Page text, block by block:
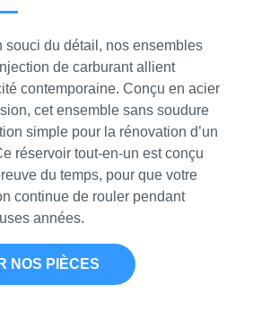
souci du détail, nos ensembles
de carburant allient
contemporaine. Conçu en acier
cet ensemble sans soudure
simple pour la rénovation d’un
réservoir tout-en-un est conçu
du temps, pour que votre
continue de rouler pendant
années.
NOS PIÈCES